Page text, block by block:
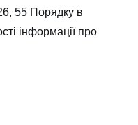
55 Порядку в
інформації про